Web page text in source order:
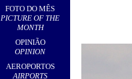
FOTO DO MÊS
PICTURE OF THE
MONTH
OPINIÃO
OPINION
AEROPORTOS
AIRPORTS